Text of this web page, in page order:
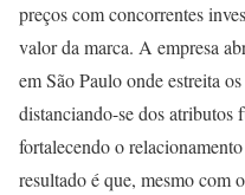
preços com concorrentes
valor da marca. A empresa
em São Paulo onde estreita
distanciando-se dos atributos
fortalecendo o
resultado é que, mesmo com